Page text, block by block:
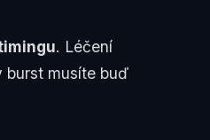
. Léčení
burst musíte buď